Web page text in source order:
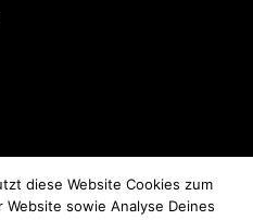
diese Website Cookies zum
sowie Analyse Deines